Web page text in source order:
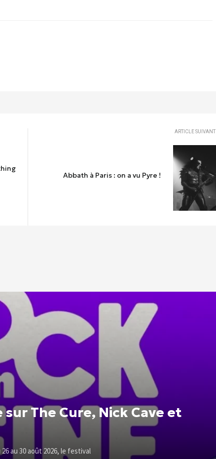
ARTICLE SUIVANT
Abbath à Paris : on a vu Pyre !
sur The Cure, Nick Cave et
au 30 août 2026, le festival